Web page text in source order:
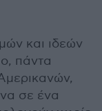
και ιδεών
πάντα
σε ένα